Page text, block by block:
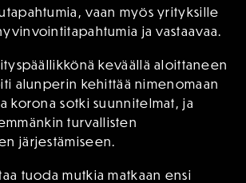
vaan myös yrityksille
ja vastaavaa.
keväällä aloittaneen
alunperin kehittää nimenomaan
korona sotki suunnitelmat, ja
turvallisten
järjestämiseen.
tuoda mutkia matkaan ensi